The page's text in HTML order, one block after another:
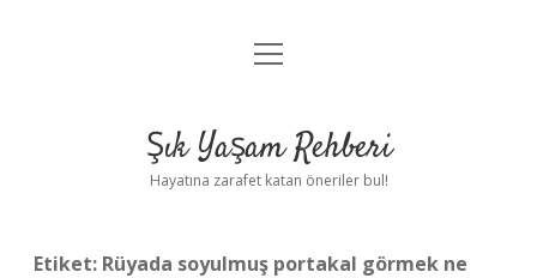
Anasayfa
Yasal Uyarı
menüyü
Şık Yaşam Rehberi
Hayatına zarafet katan öneriler bul!
Etiket: Rüyada soyulmuş portakal görmek ne